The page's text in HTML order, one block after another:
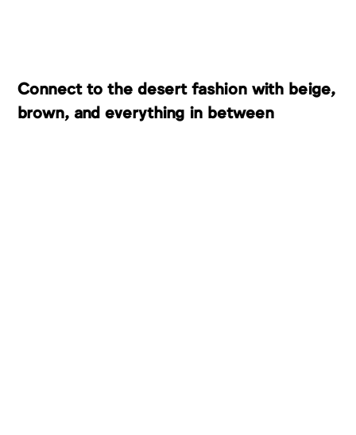
Connect to the desert fashion with beige,
brown, and everything in between